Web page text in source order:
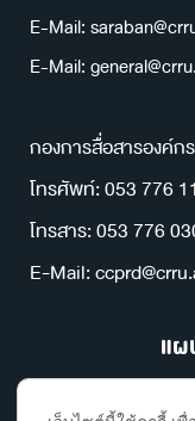
E-Mail:
E-Mail:
กองการสื่อสารองค์ก
โทรศัพท์: 053 776
โทรสาร: 053 776
E-Mail:
แ